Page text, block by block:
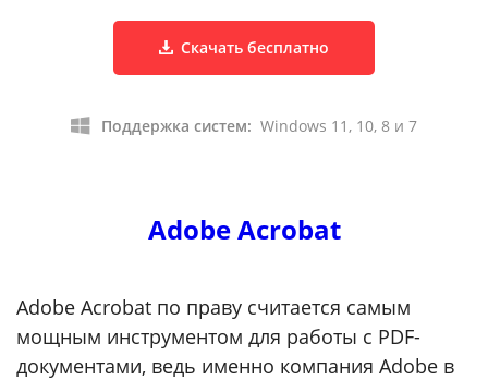
Скачать бесплатно
Поддержка систем: Windows 11, 10, 8 и 7
Adobe Acrobat
Adobe Acrobat по праву считается самым
мощным инструментом для работы с PDF-
документами, ведь именно компания Adobe в